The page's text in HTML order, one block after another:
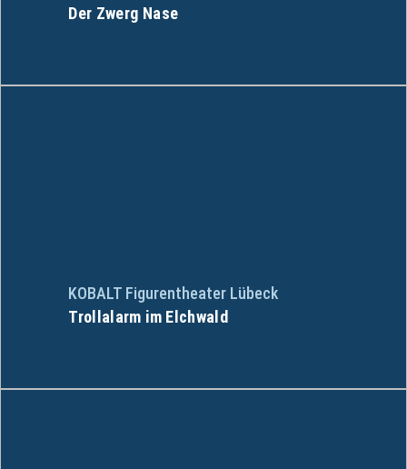
Der Zwerg Nase
KOBALT Figurentheater Lübeck
Trollalarm im Elchwald